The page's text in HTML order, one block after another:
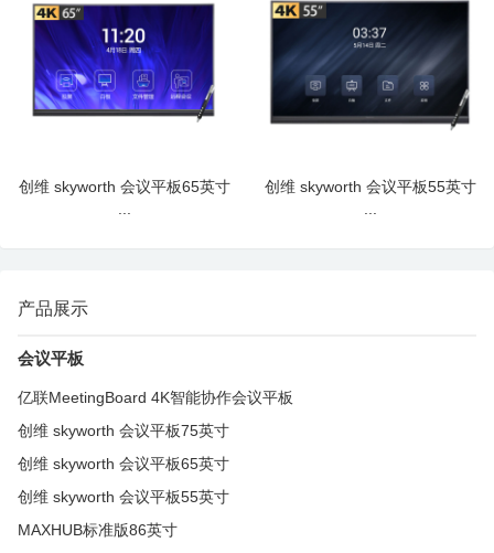
创维 skyworth 会议平板65英寸
创维 skyworth 会议平板55英寸
产品展示
会议平板
亿联MeetingBoard 4K智能协作会议平板
创维 skyworth 会议平板75英寸
创维 skyworth 会议平板65英寸
创维 skyworth 会议平板55英寸
MAXHUB标准版86英寸